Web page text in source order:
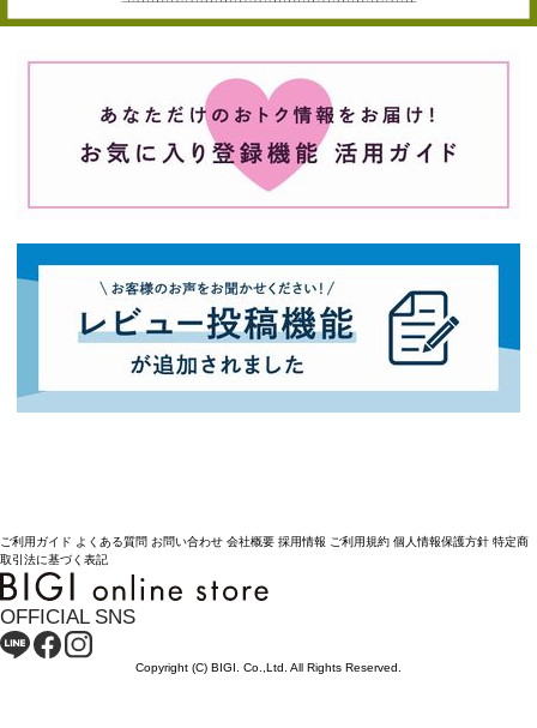
ご利用ガイド よくある質問 お問い合わせ 会社概要 採用情報 ご利用規約 個人情報保護方針 特定商
取引法に基づく表記
OFFICIAL SNS
Copyright (C) BIGI. Co.,Ltd. All Rights Reserved.